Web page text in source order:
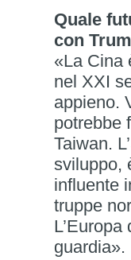
Quale
con
«La Cina
nel XXI
appieno.
potrebbe
Taiwan.
sviluppo,
influente
truppe
guardia».